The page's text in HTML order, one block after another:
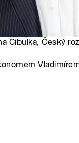
Cibulka, Český